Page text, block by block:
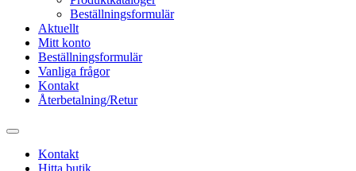
Beställningsformulär
Aktuellt
Mitt konto
Beställningsformulär
Vanliga frågor
Kontakt
Återbetalning/Retur
Kontakt
Hitta butik